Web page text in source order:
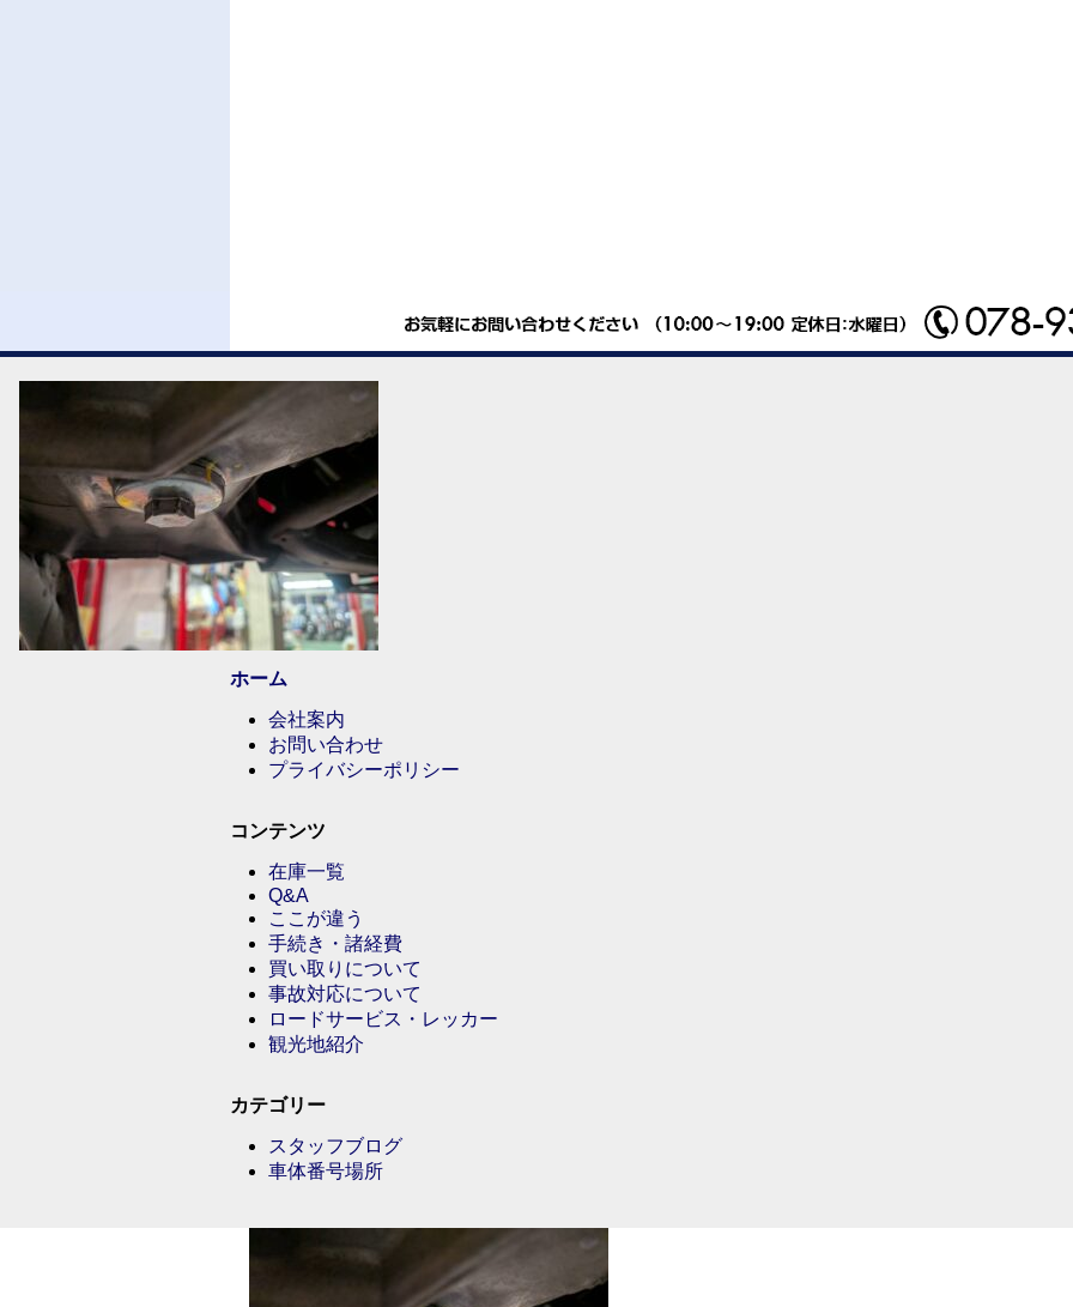
ホーム
会社案内
お問い合わせ
プライバシーポリシー
コンテンツ
在庫一覧
Q&A
ここが違う
手続き・諸経費
買い取りについて
事故対応について
ロードサービス・レッカー
観光地紹介
カテゴリー
スタッフブログ
車体番号場所